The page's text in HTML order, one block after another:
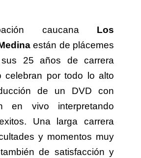
caucana Los
están de plácemes
sus 25 años de carrera
celebran por todo lo alto
de un DVD con
en vivo interpretando
Una larga carrera
y momentos muy
de satisfacción y